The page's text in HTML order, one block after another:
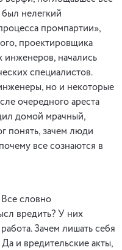
нелегкий
промпартии»,
проектировщика
инженеров, начались
специалистов.
но и некоторые
очередного ареста
домой мрачный,
понять, зачем люди
все сознаются в
Все словно
вредить? У них
Зачем лишать себя
и вредительские акты,